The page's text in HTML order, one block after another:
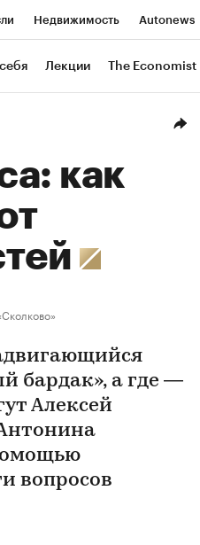
Недвижимость Autonews
Life Тренды Визионеры
Лекции The Economist
как
бардак», а где —
Алексей
вопросов